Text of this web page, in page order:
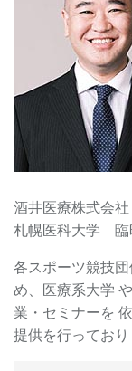
酒井医療株式会
札幌医科大学 臨
各スポーツ競技
め、医療系大学
業・セミナーを
提供を行っており